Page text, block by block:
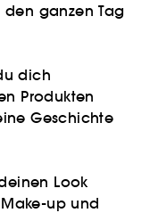
ganzen Tag
dich
Produkten
Geschichte
Look
up und